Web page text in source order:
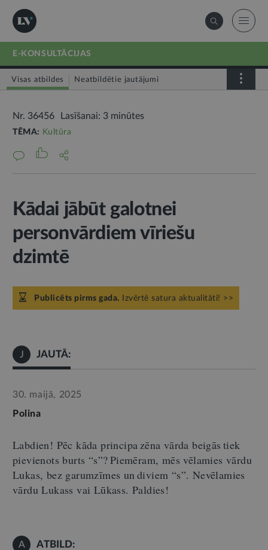
E-KONSULTĀCIJAS
Visas atbildes Neatbildētie jautājumi
Nr. 36456 Lasīšanai: 3 minūtes
TĒMA: Kultūra
Kādai jābūt galotnei
personvārdiem vīriešu
dzimtē
Publicēts pirms gada. Izvērtē satura aktualitāti! >>
J JAUTĀ:
30. maijā, 2025
Polina
Labdien! Pēc kāda principa zēna vārda beigās tiek
pievienots burts “s”? Piemēram, mēs vēlamies vārdu
Lukas, bez garumzīmes un diviem “s”. Nevēlamies
vārduLukass vai Lūkass. Paldies!
A ATBILD: